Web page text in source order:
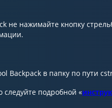
не нажимайте кнопку
Backpack в папку по пути
следуйте подробной «